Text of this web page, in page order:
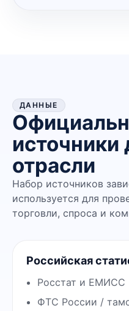
ДАННЫЕ
источники
отрасли
Набор источников
используется для
торговли, спроса и
Российская
Росстат и ЕМИСС
ФТС России /